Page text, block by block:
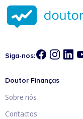
Siga-nos:
Doutor Finanças
Sobre nós
Contactos